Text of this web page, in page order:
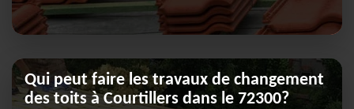
Qui peut faire les travaux de changement
des toits à Courtillers dans le 72300?